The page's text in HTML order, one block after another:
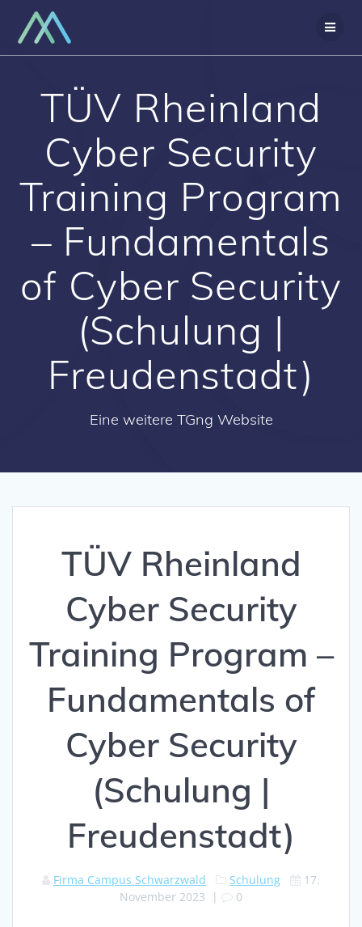
TÜV Rheinland
Cyber Security
Training Program
– Fundamentals
of Cyber Security
(Schulung |
Freudenstadt)
Eine weitere TGng Website
TÜV Rheinland
Cyber Security
Training Program –
Fundamentals of
Cyber Security
(Schulung |
Freudenstadt)
Firma Campus Schwarzwald Schulung
17.
November 2023 | 0